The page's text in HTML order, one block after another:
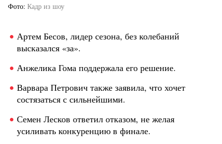
Фото Кадр из шоу
Артем Бесов, лидер сезона, без колебаний
высказался «за».
Анжелика Гома поддержала его решение.
Варвара Петрович также заявила, что хочет
состязаться с сильнейшими.
Семен Лесков ответил отказом, не желая
усиливать конкуренцию в финале.